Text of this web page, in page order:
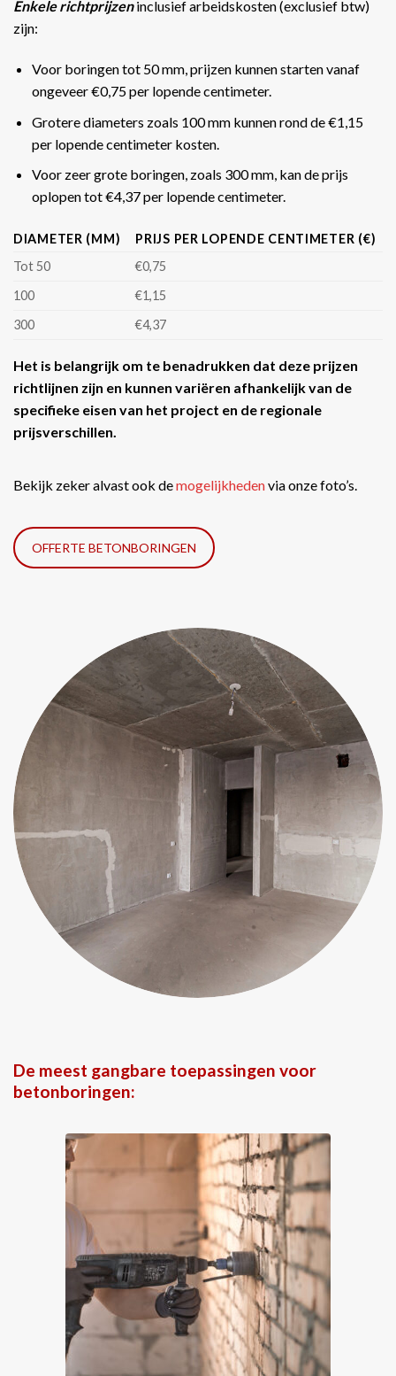
Enkele richtprijzeninclusief arbeidskosten (exclusief btw)
zijn:
Voor boringen tot 50 mm, prijzen kunnen starten vanaf
ongeveer €0,75 per lopende centimeter.
Grotere diameters zoals 100 mm kunnen rond de €1,15
per lopende centimeter kosten.
Voor zeer grote boringen, zoals 300 mm, kan de prijs
oplopen tot €4,37 per lopende centimeter​​.
DIAMETER (MM)
PRIJS PER LOPENDE CENTIMETER (€)
Tot 50
€0,75
100
€1,15
300
€4,37
Het is belangrijk om te benadrukken dat deze prijzen
richtlijnen zijn en kunnen variëren afhankelijk van de
specifieke eisen van het project en de regionale
prijsverschillen.
Bekijk zeker alvast ook demogelijkhedenvia onze foto’s.
OFFERTE BETONBORINGEN
De meest gangbare toepassingen voor
betonboringen: